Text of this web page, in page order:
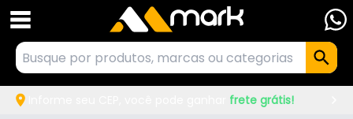
frete grátis!